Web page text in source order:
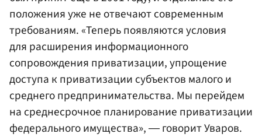
положения уже не отвечают современным
требованиям. «Теперь появляются условия
для расширения информационного
сопровождения приватизации, упрощение
доступа к приватизации субъектов малого и
среднего предпринимательства. Мы перейдем
на среднесрочное планирование приватизации
федерального имущества», ― говорит Уваров.